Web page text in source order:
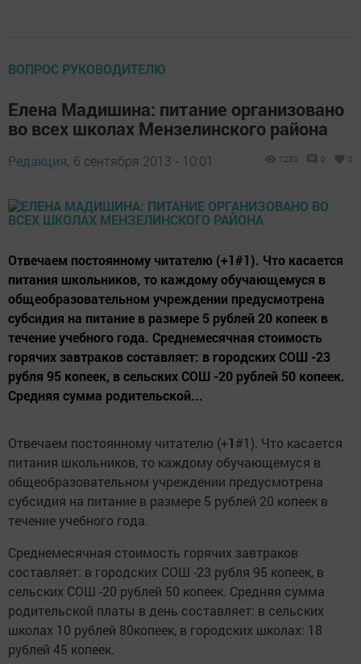
ВОПРОС РУКОВОДИТЕЛЮ
Елена Мадишина: питание организовано
во всех школах Мензелинского района
Редакция, 6 сентября 2013 - 10:01 1230 0 0
Отвечаем постоянному читателю (+1#1). Что касается
питания школьников, то каждому обучающемуся в
общеобразовательном учреждении предусмотрена
субсидия на питание в размере 5 рублей 20 копеек в
течение учебного года. Среднемесячная стоимость
горячих завтраков составляет: в городских СОШ -23
рубля 95 копеек, в сельских СОШ -20 рублей 50 копеек.
Средняя сумма родительской...
Отвечаем постоянному читателю (+1#1). Что касается
питания школьников, то каждому обучающемуся в
общеобразовательном учреждении предусмотрена
субсидия на питание в размере 5 рублей 20 копеек в
течение учебного года.
Среднемесячная стоимость горячих завтраков
составляет: в городских СОШ -23 рубля 95 копеек, в
сельских СОШ -20 рублей 50 копеек. Средняя сумма
родительской платы в день составляет: в сельских
школах 10 рублей 80копеек, в городских школах: 18
рублей 45 копеек.